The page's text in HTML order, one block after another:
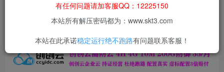
果由使用者自行承担。
有任何问题请加客服QQ：12225150
本站所有解压密码都为：www.skt3.com
本站在此承诺稳定运行绝不跑路有问题联系客服！